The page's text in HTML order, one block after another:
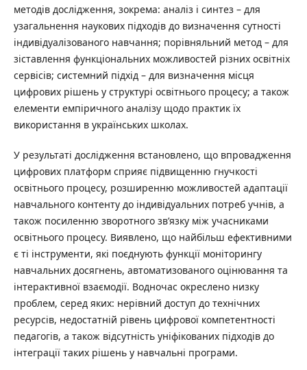
методів дослідження, зокрема: аналіз і синтез – для
узагальнення наукових підходів до визначення сутності
індивідуалізованого навчання; порівняльний метод – для
зіставлення функціональних можливостей різних освітніх
сервісів; системний підхід – для визначення місця
цифрових рішень у структурі освітнього процесу; а також
елементи емпіричного аналізу щодо практик їх
використання в українських школах.
У результаті дослідження встановлено, що впровадження
цифрових платформ сприяє підвищенню гнучкості
освітнього процесу, розширенню можливостей адаптації
навчального контенту до індивідуальних потреб учнів, а
також посиленню зворотного зв’язку між учасниками
освітнього процесу. Виявлено, що найбільш ефективними
є ті інструменти, які поєднують функції моніторингу
навчальних досягнень, автоматизованого оцінювання та
інтерактивної взаємодії. Водночас окреслено низку
проблем, серед яких: нерівний доступ до технічних
ресурсів, недостатній рівень цифрової компетентності
педагогів, а також відсутність уніфікованих підходів до
інтеграції таких рішень у навчальні програми.